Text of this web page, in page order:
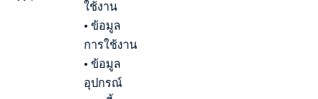
ใช้งาน
• ข้อมูล
การใช้งาน
• ข้อมูล
อุปกรณ์